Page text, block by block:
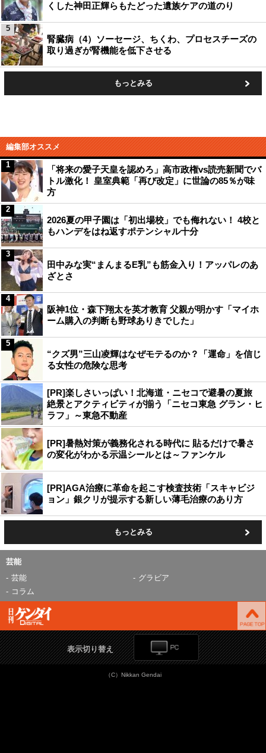
くした神田正輝らもたどった遺族ケアの道のり
腎臓病（4）ソーセージ、ちくわ、プロセスチーズの
取り過ぎが腎機能を低下させる
5
もっとみる
編集部オススメ
「将来の愛子天皇を認めろ」高市政権vs読売新聞でバ
トル激化！ 皇室典範「再び改定」に世論の85％が味
方
1
2026夏の甲子園は「初出場校」でも侮れない！ 4校と
もハンデをはね返すポテンシャル十分
2
田中みな実“まんまるE乳”も筋金入り！アッパレのあ
ざとさ
3
阪神1位・森下翔太を英才教育 父親が明かす「マイホ
ーム購入の判断も野球ありきでした」
4
“クズ男”三山凌輝はなぜモテるのか？「運命」を信じ
る女性の危険な思考
5
[PR]楽しさいっぱい！北海道・ニセコで避暑の夏旅
絶景とアクティビティが揃う「ニセコ東急 グラン・ヒ
ラフ」～東急不動産
[PR]暑熱対策が義務化される時代に 貼るだけで暑さ
の変化がわかる示温シールとは～ファンケル
[PR]AGA治療に革命を起こす検査技術「スキャビジ
ョン」銀クリが提示する新しい薄毛治療のあり方
もっとみる
芸能
芸能
グラビア
コラム
表示切り替え
（C）Nikkan Gendai